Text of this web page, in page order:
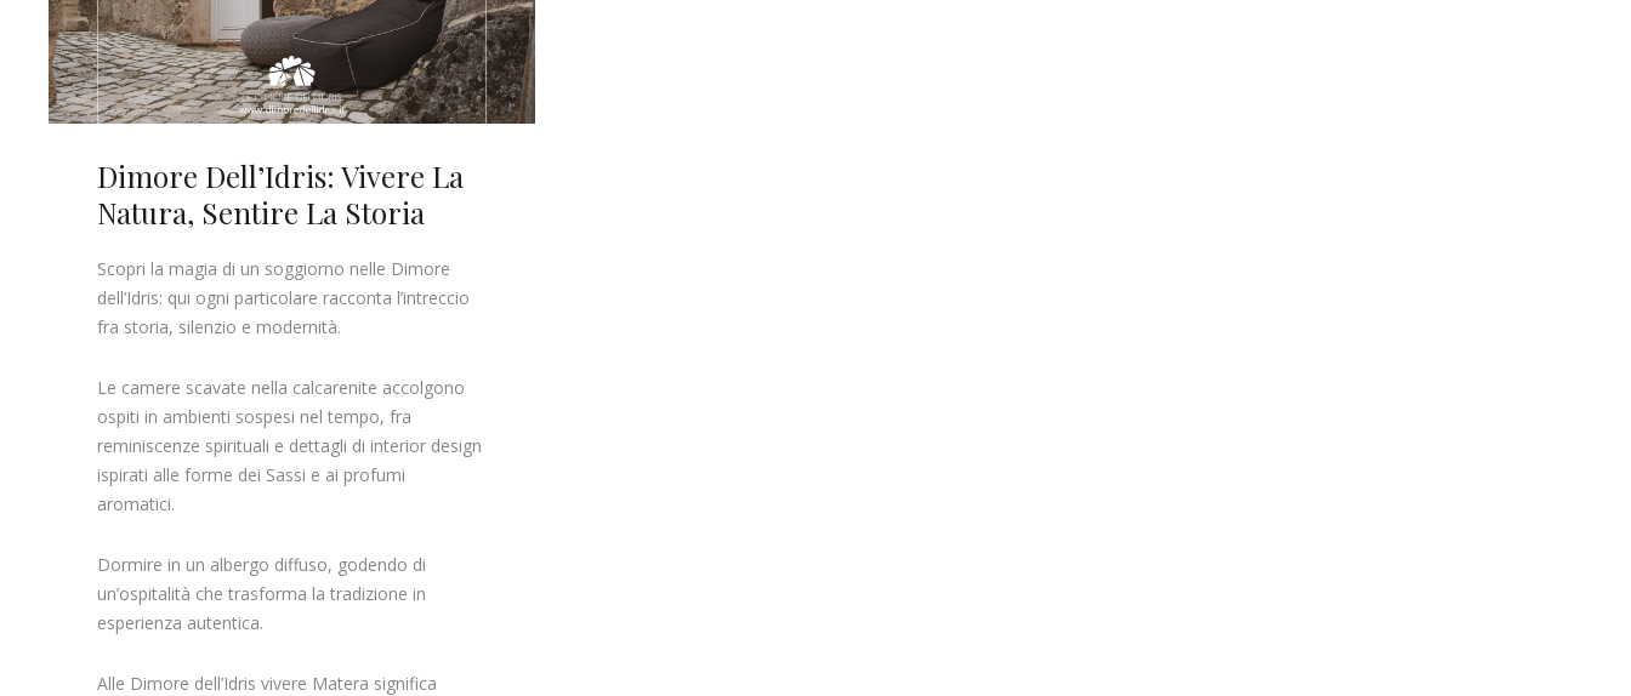
Dimore Dell’Idris: Vivere La
Natura, Sentire La Storia
Scopri la magia di un soggiorno nelle Dimore
dell’Idris: qui ogni particolare racconta l’intreccio
fra storia, silenzio e modernità.
Le camere scavate nella calcarenite accolgono
ospiti in ambienti sospesi nel tempo, fra
reminiscenze spirituali e dettagli di interior design
ispirati alle forme dei Sassi e ai profumi
aromatici.
Dormire in un albergo diffuso, godendo di
un’ospitalità che trasforma la tradizione in
esperienza autentica.
Alle Dimore dell’Idris vivere Matera significa